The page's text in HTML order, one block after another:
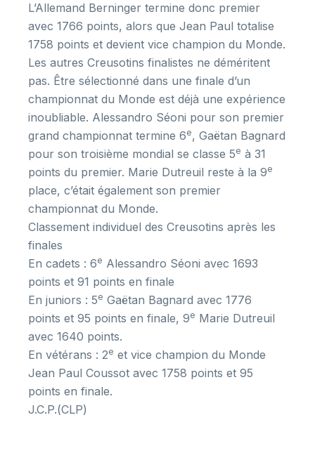
L’Allemand Berninger termine donc premier
avec 1766 points, alors que Jean Paul totalise
1758 points et devient vice champion du Monde.
Les autres Creusotins finalistes ne déméritent
pas. Être sélectionné dans une finale d’un
championnat du Monde est déjà une expérience
inoubliable. Alessandro Séoni pour son premier
grand championnat termine 6e, Gaëtan Bagnard
pour son troisième mondial se classe 5e à 31
points du premier. Marie Dutreuil reste à la 9e
place, c’était également son premier
championnat du Monde.
Classement individuel des Creusotins après les
finales
En cadets : 6e Alessandro Séoni avec 1693
points et 91 points en finale
En juniors : 5e Gaëtan Bagnard avec 1776
points et 95 points en finale, 9e Marie Dutreuil
avec 1640 points.
En vétérans : 2e et vice champion du Monde
Jean Paul Coussot avec 1758 points et 95
points en finale.
J.C.P.(CLP)